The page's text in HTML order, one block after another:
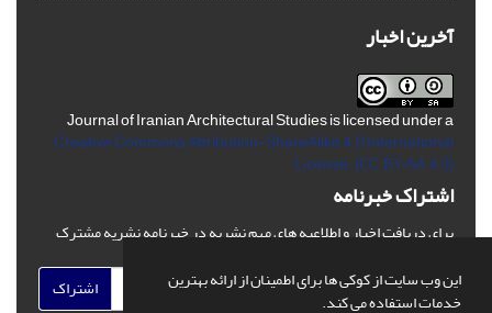
این وب سایت از کوکی ها برای اطمینان از ارائه بهترین
خدمات استفاده می کند.
آخرین اخبار
Journal of Iranian Architectural Studies is licensed under a
Creative Commons Attribution-ShareAlike 4.0 International
License. (CC BY-AA 4.0)
اشتراک خبرنامه
برای دریافت اخبار و اطلاعیه های مهم نشریه در خبرنامه نشریه مشترک
اشتراک